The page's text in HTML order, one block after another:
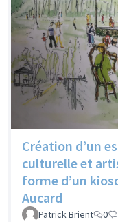
Création d’un
culturelle et
forme d’un
Aucard
Patrick Brient 0